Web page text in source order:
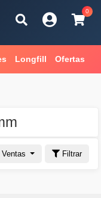
0
Longfill Ofertas
Filtrar